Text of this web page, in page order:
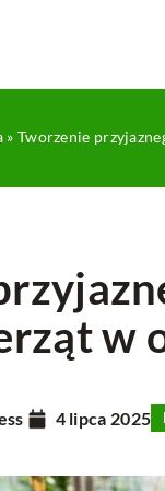
» Tworzenie
w
4 lipca 2025